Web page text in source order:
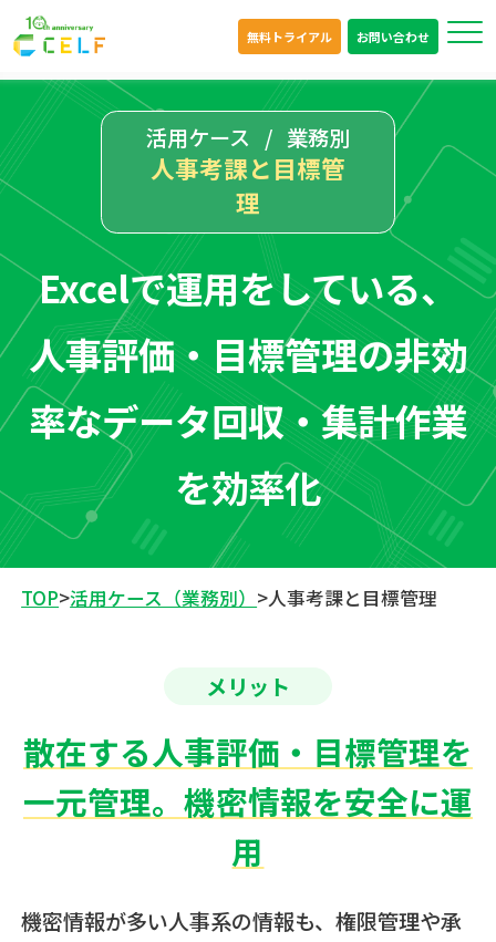
無料トライアル お問い合わせ
活用ケース 業務別
人事考課と目標管
理
Excelで運用をしている、
人事評価・目標管理の非効
率なデータ回収・集計作業
を効率化
TOP>活用ケース（業務別） >人事考課と目標管理
メリット
散在する人事評価・目標管理を
一元管理。機密情報を安全に運
用
機密情報が多い人事系の情報も、権限管理や承